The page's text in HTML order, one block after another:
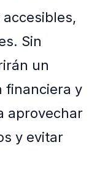
Sin
un
financiera y
aprovechar
y evitar